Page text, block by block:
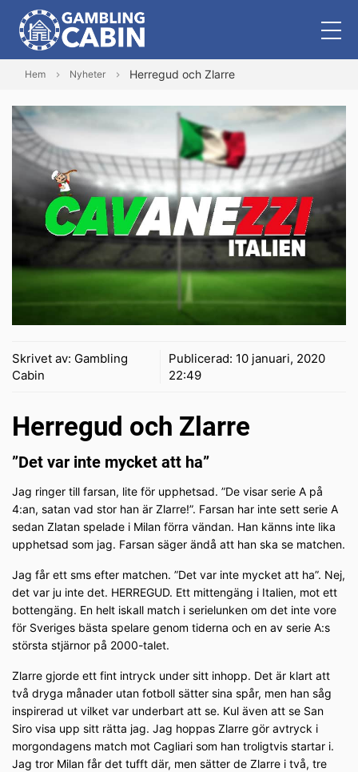
Hem Nyheter Herregud och Zlarre
Skrivet av: Gambling
Cabin
Publicerad: 10 januari, 2020
22:49
Herregud och Zlarre
”Det var inte mycket att ha”
Jag ringer till farsan, lite för upphetsad. ”De visar serie A på
4:an, satan vad stor han är Zlarre!”. Farsan har inte sett serie A
sedan Zlatan spelade i Milan förra vändan. Han känns inte lika
upphetsad som jag. Farsan säger ändå att han ska se matchen.
Jag får ett sms efter matchen. ”Det var inte mycket att ha”. Nej,
det var ju inte det. HERREGUD. Ett mittengäng i Italien, mot ett
bottengäng. En helt iskall match i serielunken om det inte vore
för Sveriges bästa spelare genom tiderna och en av serie A:s
största stjärnor på 2000-talet.
Zlarre gjorde ett fint intryck under sitt inhopp. Det är klart att
två dryga månader utan fotboll sätter sina spår, men han såg
inspirerad ut vilket var underbart att se. Kul även att se San
Siro visa upp sitt rätta jag. Jag hoppas Zlarre gör avtryck i
morgondagens match mot Cagliari som han troligtvis startar i.
Jag tror Milan får det tufft där, men sätter de Zlarre i två, tre